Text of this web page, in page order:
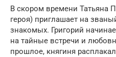
В скором времени Татьяна
героя) приглашает на
знакомых. Григорий
на тайные встречи и
прошлое, княгиня